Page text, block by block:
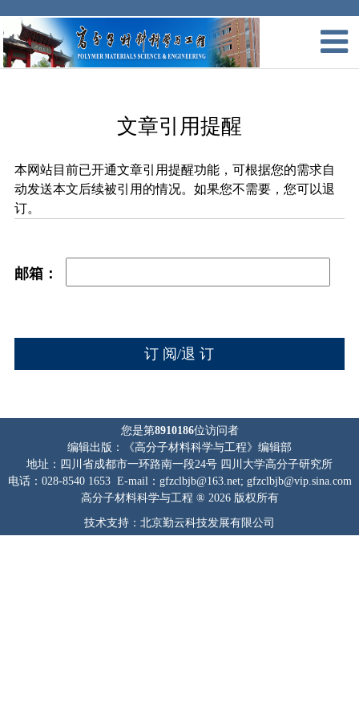
文章引用提醒
本网站目前已开通文章引用提醒功能，可根据您的需求自
动发送本文后续被引用的情况。如果您不需要，您可以退
订。
邮箱：
您是第8910186位访问者
编辑出版：《高分子材料科学与工程》编辑部
地址：四川省成都市一环路南一段24号 四川大学高分子研究所
电话：028-8540 1653 E-mail：gfzclbjb@163.net; gfzclbjb@vip.sina.com
高分子材料科学与工程 ® 2026 版权所有
技术支持：北京勤云科技发展有限公司